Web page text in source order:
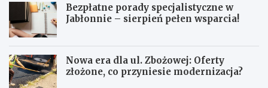
Bezpłatne porady specjalistyczne w
Jabłonnie – sierpień pełen wsparcia!
Nowa era dla ul. Zbożowej: Oferty
złożone, co przyniesie modernizacja?